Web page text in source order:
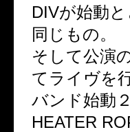
DIVが始動
同じもの。
そして公演
てライヴを
バンド始動
HEATER